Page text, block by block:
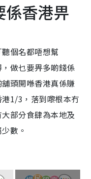
係香港畀
個名都唔想幫
做乜要畀多啲錢係
頭開喺香港真係賺
1/3，落到嚟根本冇
部分食肆為本地及
數。